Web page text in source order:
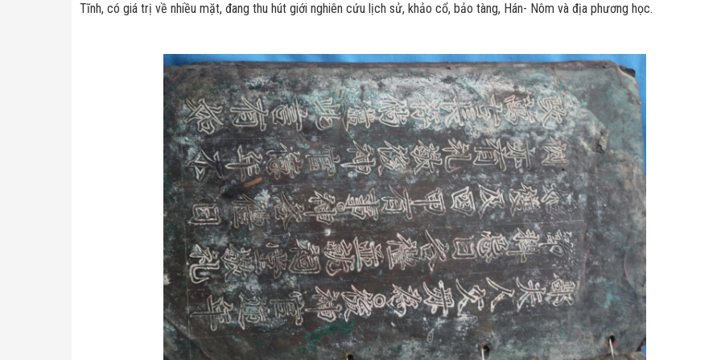
Tĩnh, có giá trị về nhiều mặt, đang thu hút giới nghiên cứu lịch sử, khảo cổ, bảo tàng, Hán- Nôm và địa phương học.